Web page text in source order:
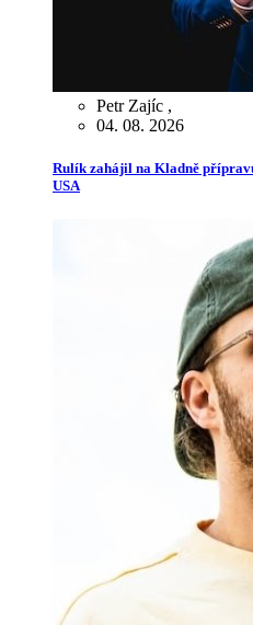
Petr Zajíc ,
04. 08. 2026
Rulík zahájil na Kladně
USA